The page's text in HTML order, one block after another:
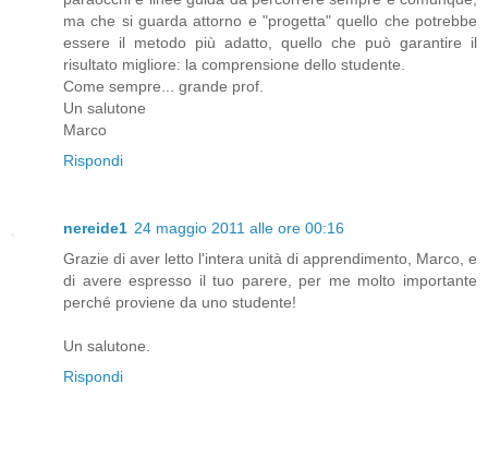
ma che si guarda attorno e "progetta" quello che potrebbe
essere il metodo più adatto, quello che può garantire il
risultato migliore: la comprensione dello studente.
Come sempre... grande prof.
Un salutone
Marco
Rispondi
nereide1 24 maggio 2011 alle ore 00:16
Grazie di aver letto l'intera unità di apprendimento, Marco, e
di avere espresso il tuo parere, per me molto importante
perché proviene da uno studente!
Un salutone.
Rispondi